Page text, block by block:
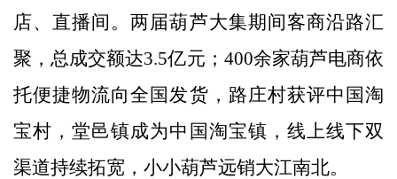
店、直播间。两届葫芦大集期间客商沿路汇
聚，总成交额达3.5亿元；400余家葫芦电商依
托便捷物流向全国发货，路庄村获评中国淘
宝村，堂邑镇成为中国淘宝镇，线上线下双
渠道持续拓宽，小小葫芦远销大江南北。